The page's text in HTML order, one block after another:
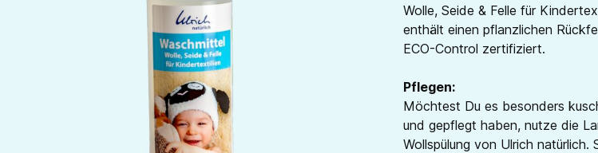
Wolle, Seide & Felle für
enthält einen pflanzlichen
ECO-Control zertifiziert.
Pflegen:
Möchtest Du es besonders
und gepflegt haben, nutze die
Wollspülung von Ulrich natürlich.